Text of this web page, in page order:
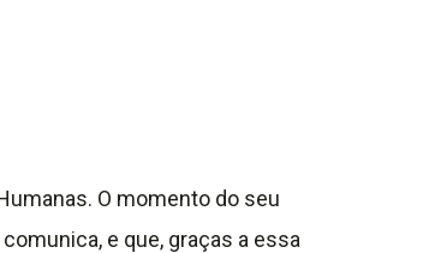
O momento do seu
e que, graças a essa